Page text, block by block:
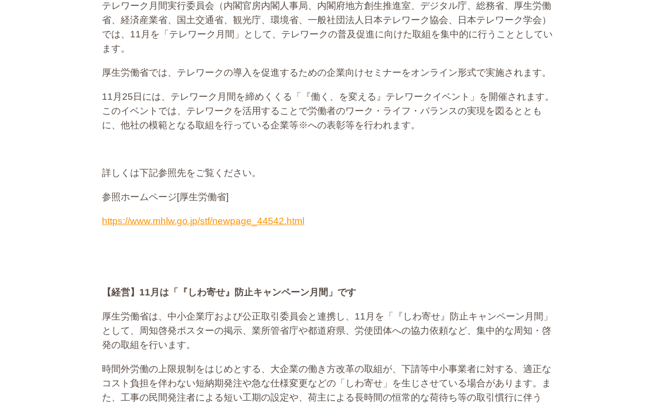
テレワーク月間実行委員会（内閣官房内閣人事局、内閣府地方創生推進室、デジタル庁、総務省、厚生労働
省、経済産業省、国土交通省、観光庁、環境省、一般社団法人日本テレワーク協会、日本テレワーク学会）
では、11月を「テレワーク月間」として、テレワークの普及促進に向けた取組を集中的に行うこととしてい
ます。
厚生労働省では、テレワークの導入を促進するための企業向けセミナーをオンライン形式で実施されます。
11月25日には、テレワーク月間を締めくくる「『働く、を変える』テレワークイベント」を開催されます。
このイベントでは、テレワークを活用することで労働者のワーク・ライフ・バランスの実現を図るととも
に、他社の模範となる取組を行っている企業等※への表彰等を行われます。
詳しくは下記参照先をご覧ください。
参照ホームページ[厚生労働省]
https://www.mhlw.go.jp/stf/newpage_44542.html
【経営】 11月は「『しわ寄せ』防止キャンペーン月間」です
厚生労働省は、中小企業庁および公正取引委員会と連携し、11月を「『しわ寄せ』防止キャンペーン月間」
として、周知啓発ポスターの掲示、業所管省庁や都道府県、労使団体への協力依頼など、集中的な周知・啓
発の取組を行います。
時間外労働の上限規制をはじめとする、大企業の働き方改革の取組が、下請等中小事業者に対する、適正な
コスト負担を伴わない短納期発注や急な仕様変更などの「しわ寄せ」を生じさせている場合があります。ま
た、工事の民間発注者による短い工期の設定や、荷主による長時間の恒常的な荷待ち等の取引慣行に伴う